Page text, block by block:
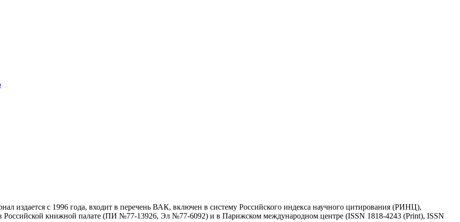
издается с 1996 года, входит в перечень ВАК, включен в систему Российского индекса научного цитирования (РИНЦ),
в Российской книжной палате (ПИ №77-13926, Эл №77-6092) и в Парижском международном центре (ISSN 1818-4243 (Print), ISSN